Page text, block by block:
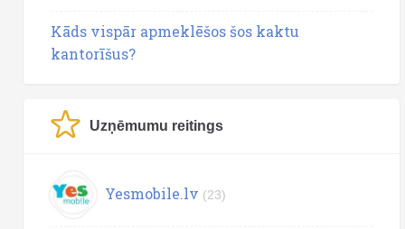
Kāds vispār apmeklēšos šos kaktu
kantorīšus?
Uzņēmumu reitings
Yesmobile.lv (23)